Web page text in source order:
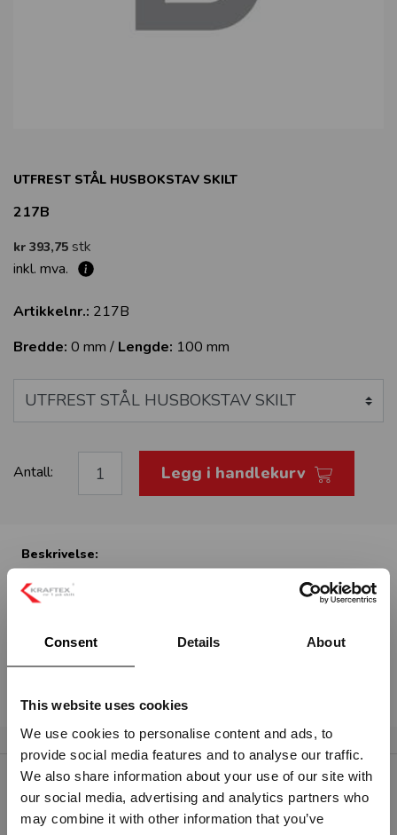
Consent Details About
This website uses cookies
We use cookies to personalise content and ads, to
provide social media features and to analyse our traffic.
We also share information about your use of our site with
our social media, advertising and analytics partners who
may combine it with other information that you’ve
UTFREST STÅL HUSBOKSTAV SKILT
217B
kr 393,75 stk
inkl. mva.
Artikkelnr.: 217B
Bredde: 0 mm / Lengde: 100 mm
Antall: Legg i handlekurv
Beskrivelse:
UTFREST STÅL HUSBOKSTAV SKILT
Festes med skruer og plugger (medfølger).
RELATERTE PRODUKTER
Vennligst velg portal